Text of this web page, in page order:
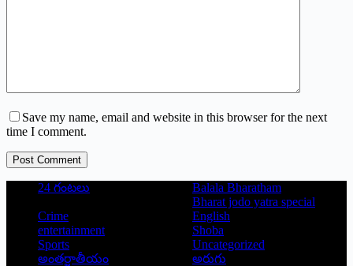
Save my name, email and website in this browser for the next
time I comment.
Post Comment
24 గంటలు
Balala Bharatham
Bharat jodo yatra special
Crime
English
entertainment
Shoba
Sports
Uncategorized
అంతర్జాతీయం
అరుగు